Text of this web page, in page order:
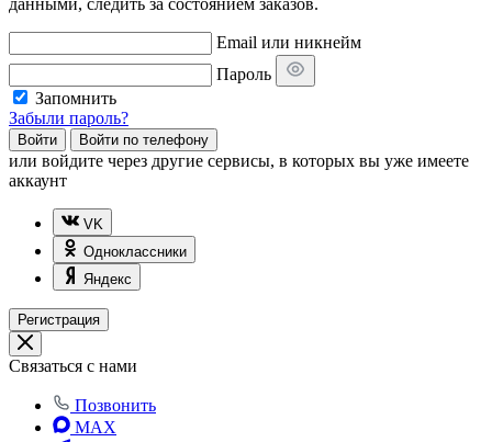
данными, следить за состоянием заказов.
Email или никнейм
Пароль
Запомнить
Забыли пароль?
Войти Войти по телефону
или войдите через другие сервисы, в которых вы уже имеете
аккаунт
VK
Одноклассники
Яндекс
Регистрация
Связаться с нами
Позвонить
MAX